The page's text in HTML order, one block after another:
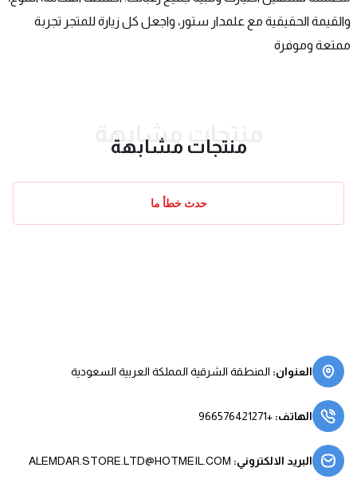
ممتعة وموفرة
منتجات مشابهة
منتجات مشابهة
حدث خطأ ما
العنوان: المنطقة الشرقية المملكة العربية السعودية
الهاتف:
+966576421271
البريد الالكتروني:
ALEMDAR.STORE.LTD@HOTMEIL.COM